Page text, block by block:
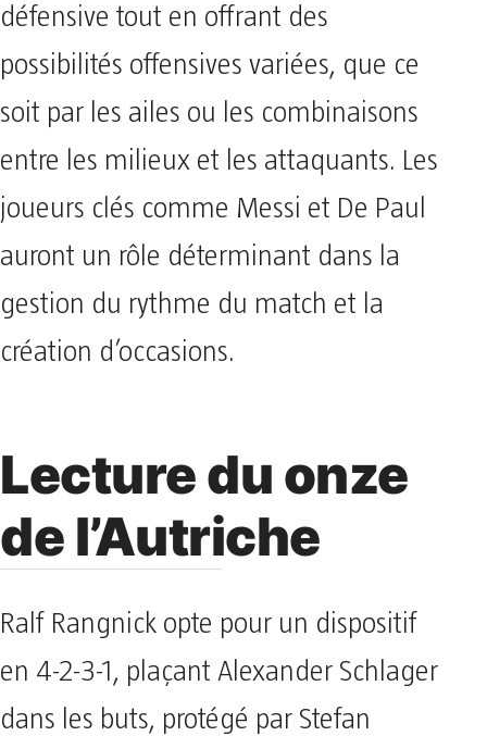
défensive tout en offrant des
possibilités offensives variées, que ce
soit par les ailes ou les combinaisons
entre les milieux et les attaquants. Les
joueurs clés comme Messi et De Paul
auront un rôle déterminant dans la
gestion du rythme du match et la
création d’occasions.
Lecture du onze
de l’Autriche
Ralf Rangnick opte pour un dispositif
en 4-2-3-1, plaçant Alexander Schlager
dans les buts, protégé par Stefan